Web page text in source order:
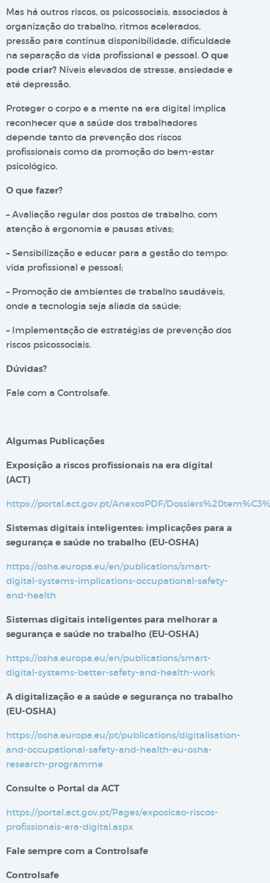
Mas há outros riscos, os psicossociais, associados à
organização do trabalho, ritmos acelerados,
pressão para contínua disponibilidade, dificuldade
na separação da vida profissional e pessoal. O que
pode criar? Níveis elevados de stresse, ansiedade e
até depressão.
Proteger o corpo e a mente na era digital implica
reconhecer que a saúde dos trabalhadores
depende tanto da prevenção dos riscos
profissionais como da promoção do bem-estar
psicológico.
O que fazer?
– Avaliação regular dos postos de trabalho, com
atenção à ergonomia e pausas ativas;
– Sensibilização e educar para a gestão do tempo:
vida profissional e pessoal;
– Promoção de ambientes de trabalho saudáveis,
onde a tecnologia seja aliada da saúde;
– Implementação de estratégias de prevenção dos
riscos psicossociais.
Dúvidas?
Fale com a Controlsafe.
Algumas Publicações
Exposição a riscos profissionais na era digital​
(ACT)
https://portal.act.gov.pt/AnexosPDF/
Sistemas digitais inteligentes: implicações para a
segurança e saúde no trabalho (EU-OSHA)
https://osha.europa.eu/en/publications/smart-
digital-systems-implications-occupational-safety-
and-health
Sistemas digitais inteligentes para melhorar a
segurança e saúde no trabalho​​ (EU-OSHA)
https://osha.europa.eu/en/publications/smart-
digital-systems-better-safety-and-health-work
A digitalização e a saúde e segurança no trabalho
(EU-OSHA)
https://osha.europa.eu/pt/publications/digitalisation-
and-occupational-safety-and-health-eu-osha-
research-programme
Consulte o Portal da ACT
https://portal.act.gov.pt/Pages/exposicao-riscos-
profissionais-era-digital.aspx
Fale sempre com a Controlsafe
Controlsafe